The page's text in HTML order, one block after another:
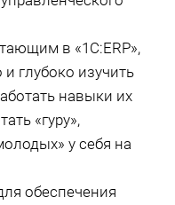
в «1С:ERP»,
глубоко изучить
навыки их
«гуру»,
у себя на
обеспечения